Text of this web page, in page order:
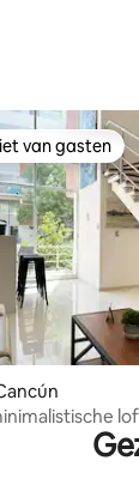
van 4,93 op
van 4,86 op
van gasten
van gasten
dicht bij